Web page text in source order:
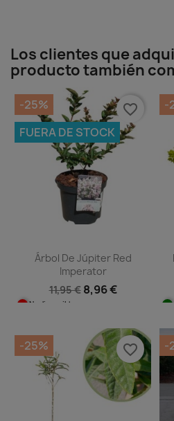
Los clientes que
producto también
Árbol De Júpiter Red
Imperator
11,95 € 8,96 €
No disponible
-25%
FUERA DE STOCK
favorite_border -
-25% favorite_border -